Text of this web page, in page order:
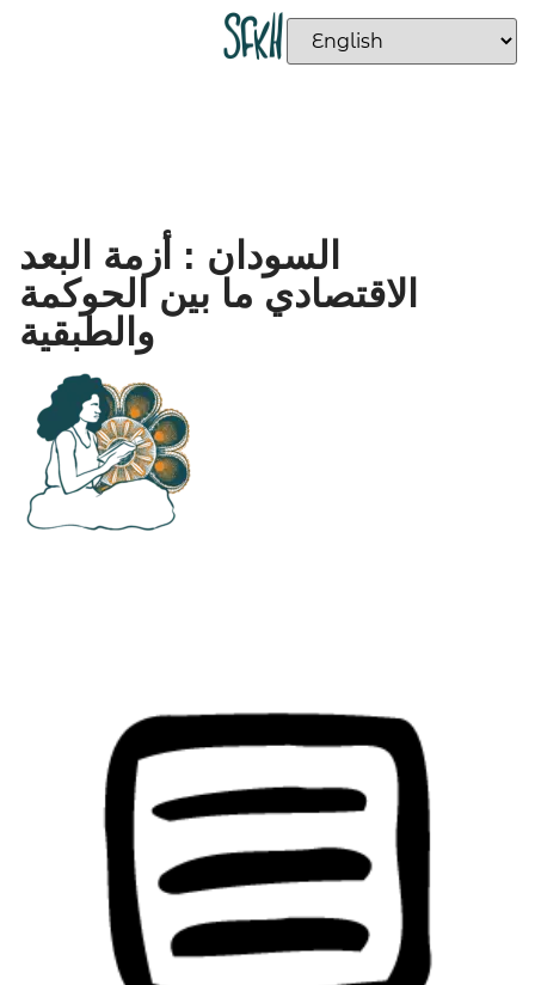
السودان : أزمة البعد
الاقتصادي ما بين الحوكمة
والطبقية